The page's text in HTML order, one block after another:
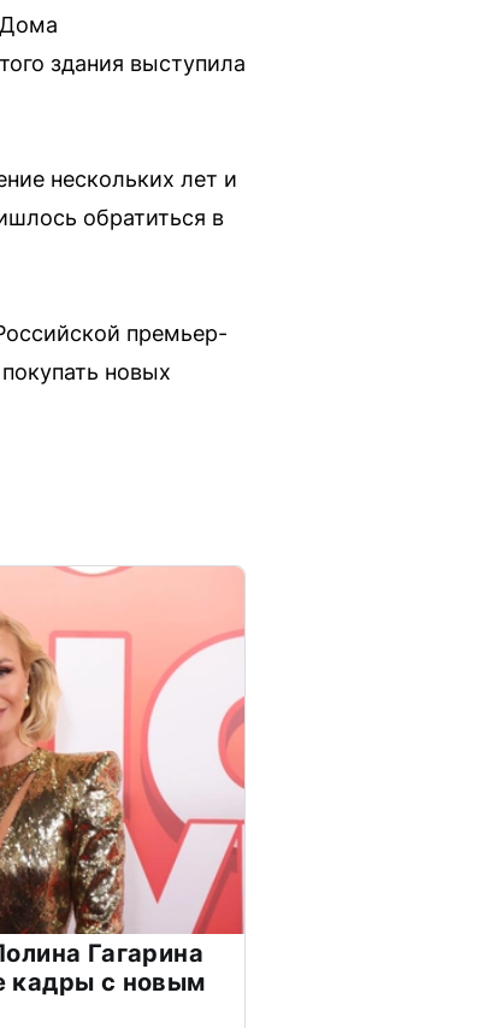
Дома
здания выступила
нескольких лет и
обратиться в
премьер-
новых
Гагарина
кадры с новым